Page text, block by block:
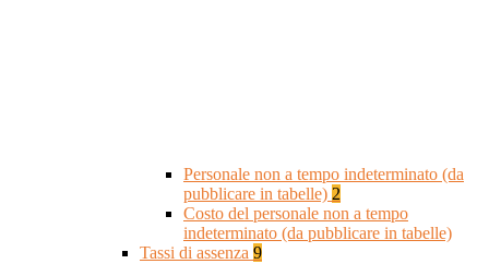
Personale non a tempo indeterminato (da
pubblicare in tabelle) 2
Costo del personale non a tempo
indeterminato (da pubblicare in tabelle)
Tassi di assenza 9